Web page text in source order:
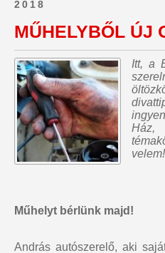
2018
MŰHELYBŐL ÚJ
Itt, a
velem!
Műhelyt bérlünk majd!
András autószerelő, aki